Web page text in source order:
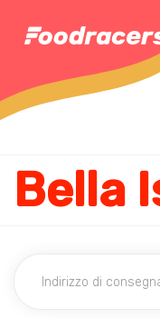
Bella